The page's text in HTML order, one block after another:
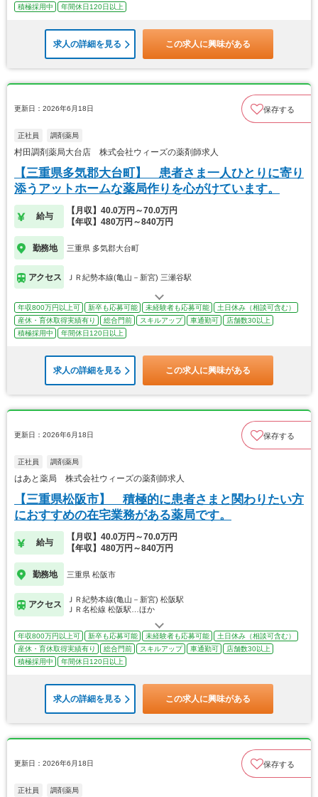
積極採用中 年間休日120日以上
求人の詳細を見る この求人に興味がある
更新日：2026年6月18日 保存する
正社員 調剤薬局
村田調剤薬局大台店 株式会社ウィーズの薬剤師求人
【三重県多気郡大台町】 患者さま一人ひとりに寄り
添うアットホームな薬局作りを心がけています。
給与
【月収】40.0万円～70.0万円
【年収】480万円～840万円
勤務地 三重県 多気郡大台町
アクセス ＪＲ紀勢本線(亀山－新宮) 三瀬谷駅
年収800万円以上可 新卒も応募可能 未経験者も応募可能
土日休み（相談可含む）
産休・育休取得実績有り
総合門前 スキルアップ 車通勤可
店舗数30以上
積極採用中
年間休日120日以上
求人の詳細を見る この求人に興味がある
更新日：2026年6月18日 保存する
正社員 調剤薬局
はあと薬局 株式会社ウィーズの薬剤師求人
【三重県松阪市】 積極的に患者さまと関わりたい方
におすすめの在宅業務がある薬局です。
給与
【月収】40.0万円～70.0万円
【年収】480万円～840万円
勤務地 三重県 松阪市
アクセス
ＪＲ紀勢本線(亀山－新宮) 松阪駅
ＪＲ名松線 松阪駅…ほか
年収800万円以上可 新卒も応募可能 未経験者も応募可能
土日休み（相談可含む）
産休・育休取得実績有り
総合門前 スキルアップ 車通勤可
店舗数30以上
積極採用中
年間休日120日以上
求人の詳細を見る この求人に興味がある
更新日：2026年6月18日 保存する
正社員 調剤薬局